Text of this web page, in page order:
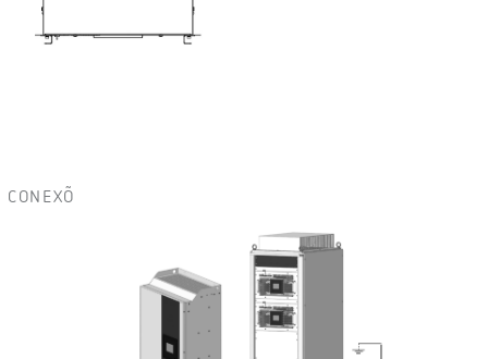
CONEXÕ